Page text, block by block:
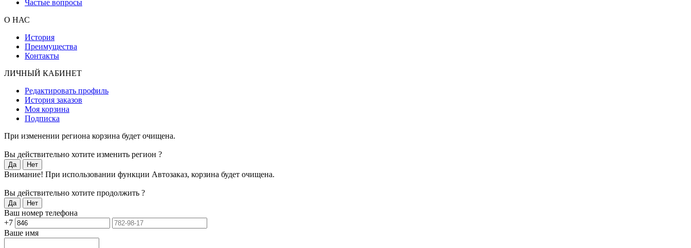
Частые вопросы
О НАС
История
Преимущества
Контакты
ЛИЧНЫЙ КАБИНЕТ
Редактировать профиль
История заказов
Моя корзина
Подписка
При изменении региона корзина будет очищена.
Вы действительно хотите изменить регион ?
Внимание! При использовании функции Автозаказ, корзина будет очищена.
Вы действительно хотите продолжить ?
Ваш номер телефона
+7
Ваше имя